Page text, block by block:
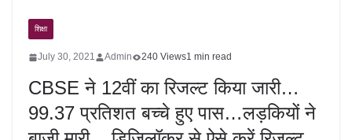
शिक्षा
July 30, 2021 Admin 240 Views1 min read
CBSE ने 12वीं का रिजल्ट किया जारी…
99.37 प्रतिशत बच्चे हुए पास…लड़कियों ने